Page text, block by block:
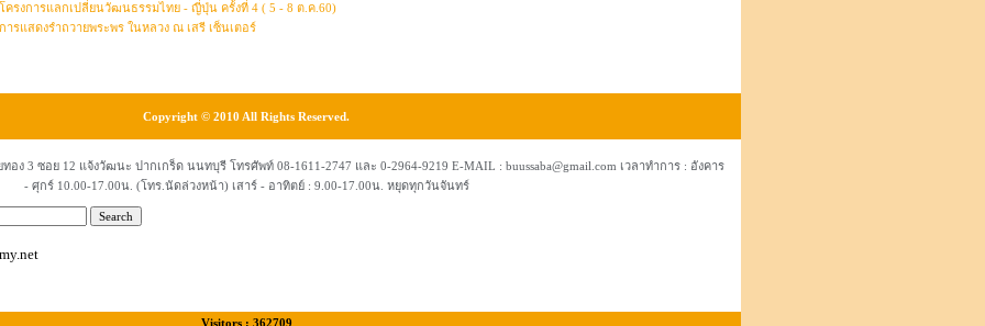
โครงการแลกเปลี่ยนวัฒนธรรมไทย - ญี่ปุ่น ครั้งที่ 4 ( 5 - 8 ต.ค.60)
การแสดงรำถวายพระพร ในหลวง ณ เสรี เซ็นเตอร์
Copyright © 2010 All Rights Reserved.
ง 3 ซอย 12 แจ้งวัฒนะ ปากเกร็ด นนทบุรี โทรศัพท์ 08-1611-2747 และ 0-2964-9219 E-MAIL : buussaba@gmail.com เวลาทำการ : อังคาร
- ศุกร์ 10.00-17.00น. (โทร.นัดล่วงหน้า) เสาร์ - อาทิตย์ : 9.00-17.00น. หยุดทุกวันจันทร์
Visitors : 362709